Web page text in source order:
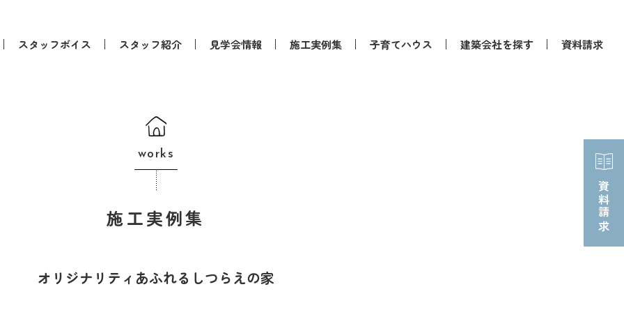
スタッフボイス スタッフ紹介 見学会情報 施工実例集 子育てハウス 建築会社を探す 資料請求
資料請求
works
施工実例集
オリジナリティあふれるしつらえの家